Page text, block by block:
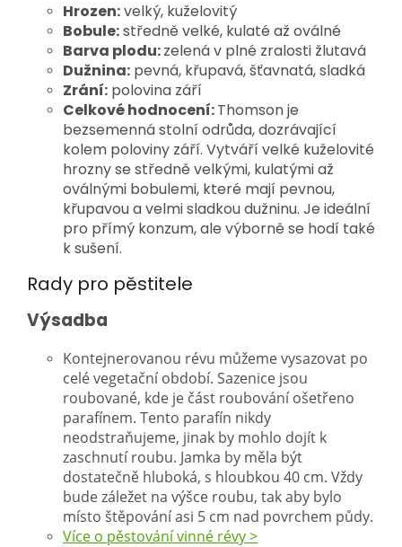
Hrozen:velký, kuželovitý
Bobule:středně velké, kulaté až oválné
Barva plodu:zelená v plné zralosti žlutavá
Dužnina: pevná, křupavá, šťavnatá, sladká
Zrání: polovina září
Celkové hodnocení:Thomson je
bezsemenná stolní odrůda, dozrávající
kolem poloviny září. Vytváří velké kuželovité
hrozny se středně velkými, kulatými až
oválnými bobulemi, které mají pevnou,
křupavou a velmi sladkou dužninu. Je ideální
pro přímý konzum, ale výborně se hodí také
k sušení.
Rady pro pěstitele
Výsadba
Kontejnerovanou révu můžeme vysazovat po
celé vegetační období. Sazenice jsou
roubované, kde je část roubování ošetřeno
parafínem. Tento parafín nikdy
neodstraňujeme, jinak by mohlo dojít k
zaschnutí roubu. Jamka by měla být
dostatečně hluboká, s hloubkou 40 cm. Vždy
bude záležet na výšce roubu, tak aby bylo
místo štěpování asi 5 cm nad povrchem půdy.
Více o pěstování vinné révy >